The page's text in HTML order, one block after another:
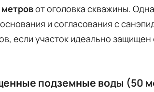
от оголовка скважины.
и согласования с
если участок идеально защищен
подземные воды (50